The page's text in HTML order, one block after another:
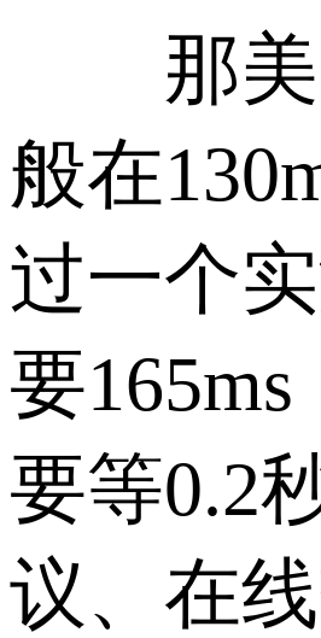
那美国
般在
过一个
要
要等0.2
议、在